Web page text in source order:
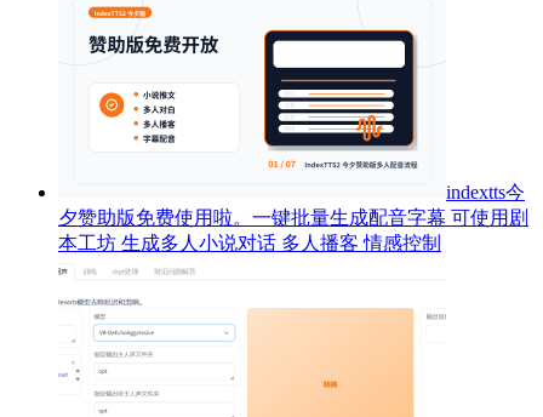
indextts今
夕赞助版免费使用啦。一键批量生成配音字幕 可使用剧
本工坊 生成多人小说对话 多人播客 情感控制